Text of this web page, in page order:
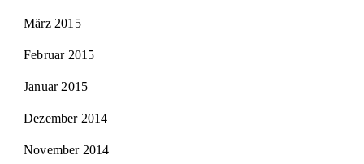
März 2015
Februar 2015
Januar 2015
Dezember 2014
November 2014